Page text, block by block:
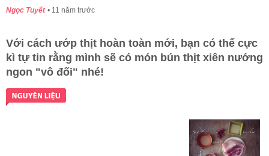
Ngọc Tuyết 11 năm trước
Với cách ướp thịt hoàn toàn mới, bạn có thể cực
kì tự tin rằng mình sẽ có món bún thịt xiên nướng
ngon "vô đối" nhé!